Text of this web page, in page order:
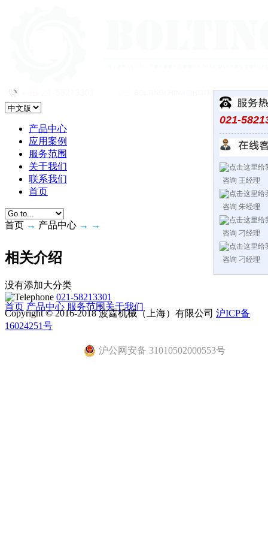
产品中心
应用案例
服务范围
关于我们
联系我们
首页
首页 → 产品中心 → →
相关介绍
没有添加大分类
021-58213301
首页 产品中心 服务范围关于我们
Copyright © 2016-2018 波霆机械（上海）有限公司 沪ICP备
16024251号
沪公网安备 31010502000553号
021-
咨询 王经理
咨询 朱经理
咨询 刁经理
咨询 刁经理